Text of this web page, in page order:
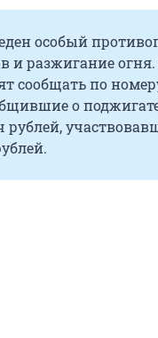
особый
и разжигание
сообщать по
о
рублей,